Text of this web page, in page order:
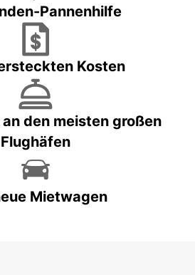
Pannenhilfe
Kosten
den meisten großen
Flughäfen
Mietwagen